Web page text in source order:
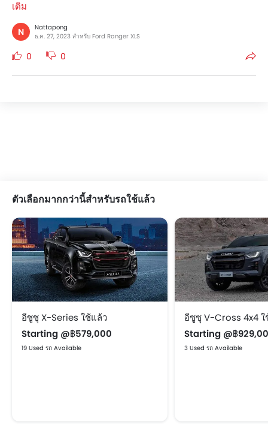
เติม
N
Nattapong
ธ.ค. 27, 2023 สำหรับ Ford Ranger XLS
0 0
ตัวเลือกมากกว่านี้สำหรับรถใช้แล้ว
อีซูซุ X-Series ใช้แล้ว
Starting @฿579,000
19 Used รถ Available
อีซูซุ V-Cross 4x4 ใ
Starting @฿
3 Used รถ Available